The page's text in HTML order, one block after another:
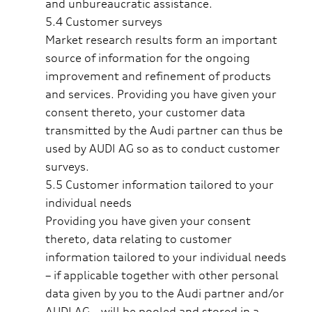
and unbureaucratic assistance.
5.4 Customer surveys
Market research results form an important
source of information for the ongoing
improvement and refinement of products
and services. Providing you have given your
consent thereto, your customer data
transmitted by the Audi partner can thus be
used by AUDI AG so as to conduct customer
surveys.
5.5 Customer information tailored to your
individual needs
Providing you have given your consent
thereto, data relating to customer
information tailored to your individual needs
– if applicable together with other personal
data given by you to the Audi partner and/or